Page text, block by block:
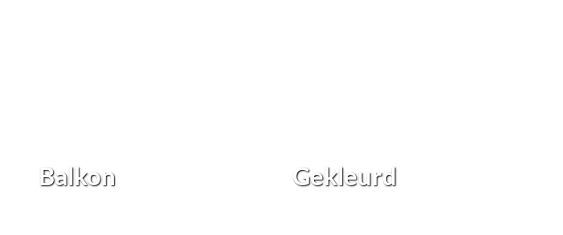
Balkon Gekleurd